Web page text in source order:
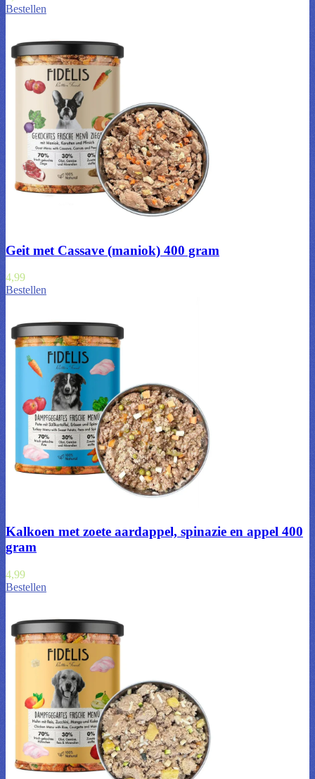
Bestellen
Geit met Cassave (maniok) 400 gram
4,99
Bestellen
Kalkoen met zoete aardappel, spinazie en appel 400
gram
4,99
Bestellen